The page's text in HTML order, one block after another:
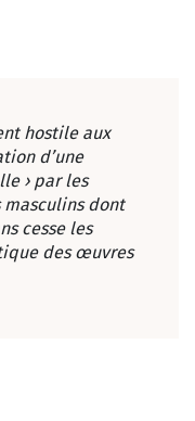
hostile aux
d’une
› par les
masculins dont
cesse les
des œuvres